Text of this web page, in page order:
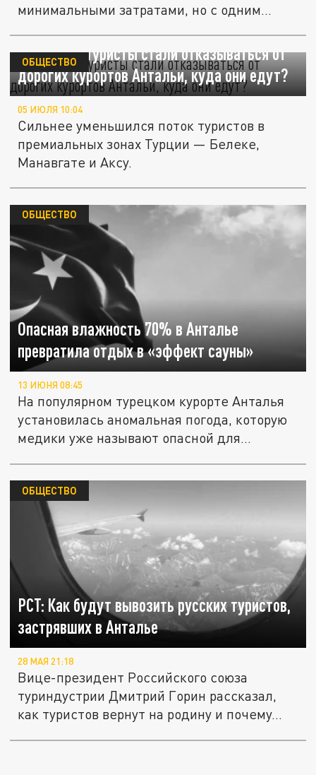
минимальными затратами, но с одним
Эксперты: Туристы стали отказываться от
дорогих курортов Антальи, куда они едут?
ОБЩЕСТВО
05 ИЮЛЯ 10:04
Сильнее уменьшился поток туристов в
премиальных зонах Турции — Белеке,
Манавгате и Аксу.
Опасная влажность 70% в Анталье
превратила отдых в «эффект сауны»
ОБЩЕСТВО
13 ИЮНЯ 08:45
На популярном турецком курорте Анталья
установилась аномальная погода, которую
медики уже называют опасной для...
РСТ: Как будут вывозить русских туристов,
застрявших в Анталье
ОБЩЕСТВО
28 МАЯ 21:18
Вице-президент Российского союза
туриндустрии Дмитрий Горин рассказал,
как туристов вернут на родину и почему...